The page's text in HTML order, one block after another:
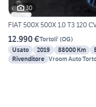
30
FIAT 500X 500X 1.0 T3 120
12.990 €Tortoli' (OG)
Usato
2019 88000 Km
Rivenditore Vroom Auto